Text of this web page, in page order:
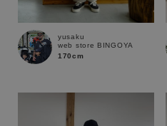
在庫
在庫あり
yusaku
web store BINGOYA
170cm